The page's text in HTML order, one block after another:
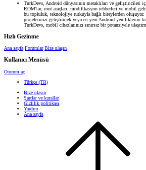
TurkDevs, Android dünyasının meraklıları ve geliştiricileri
ROM'lar, root araçları, modifikasyon rehberleri ve mobil
bu topluluk, teknolojiye tutkuyla bağlı bireylerden oluşuyor.
projelerinizi geliştirmek veya en yeni Android yeniliklerini
TurkDevs, mobil cihazlarınızı sınırsız bir potansiyele
Hızlı Gezinme
Ana sayfa Forumlar Bize ulaşın
Kullanıcı Menüsü
Oturum aç
Türkçe (TR)
Bize ulaşın
Şartlar ve kurallar
Gizlilik politikası
Yardım
Ana sayfa